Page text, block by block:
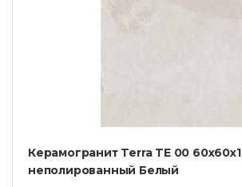
Керамогранит Terra TE 00 60x60x1
неполированный Белый